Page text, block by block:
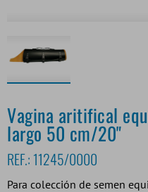
Vagina aritifical
largo 50 cm/20"
REF.: 11245/0000
Para colección de semen